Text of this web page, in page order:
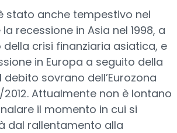
è stato anche tempestivo nel
recessione in Asia nel 1998, a
della crisi finanziaria asiatica, e
in Europa a seguito della
debito sovrano dell’Eurozona
2012. Attualmente non è lontano
il momento in cui si
dal rallentamento alla